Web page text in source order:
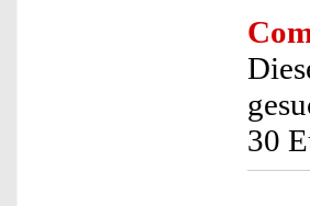
30